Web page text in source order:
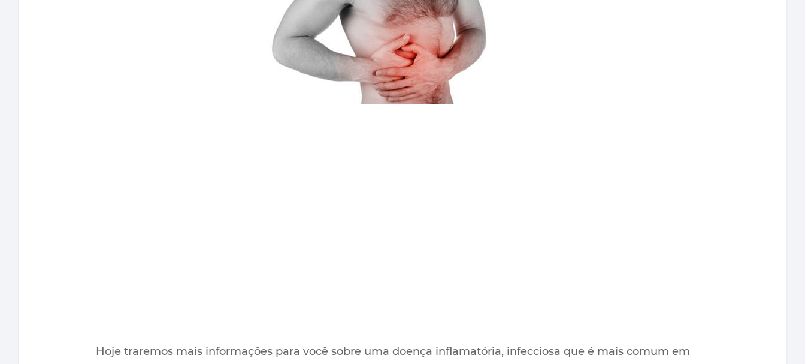
Hoje traremos mais informações para você sobre uma doença inflamatória, infecciosa que é mais comum em